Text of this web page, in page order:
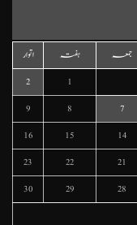
جمعہ ہفتہ
اتوار
1
2
7
8
9
14
15
16
21
22
23
28
29
30